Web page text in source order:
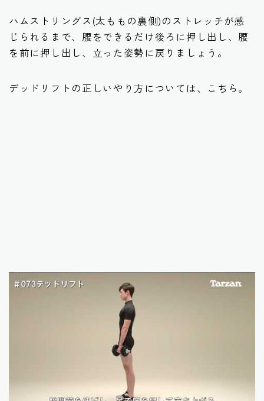
ハムストリングス(太ももの裏側)のストレッチが感
じられるまで、腰をできるだけ後ろに押し出し、腰
を前に押し出し、立った姿勢に戻りましょう。
デッドリフトの正しいやり方については、こちら。